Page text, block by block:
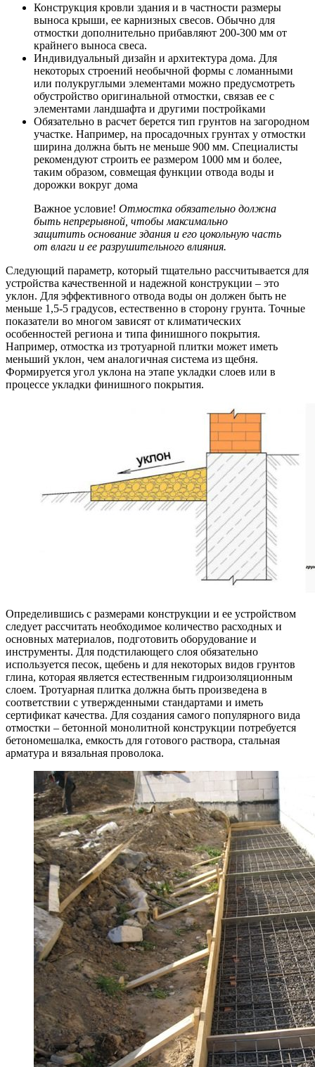
Конструкция кровли здания и в частности размеры
выноса крыши, ее карнизных свесов. Обычно для
отмостки дополнительно прибавляют 200-300 мм от
крайнего выноса свеса.
Индивидуальный дизайн и архитектура дома. Для
некоторых строений необычной формы с ломанными
или полукруглыми элементами можно предусмотреть
обустройство оригинальной отмостки, связав ее с
элементами ландшафта и другими постройками
Обязательно в расчет берется тип грунтов на загородном
участке. Например, на просадочных грунтах у отмостки
ширина должна быть не меньше 900 мм. Специалисты
рекомендуют строить ее размером 1000 мм и более,
таким образом, совмещая функции отвода воды и
дорожки вокруг дома
Важное условие! Отмостка обязательно должна
быть непрерывной, чтобы максимально
защитить основание здания и его цокольную часть
от влаги и ее разрушительного влияния.
Следующий параметр, который тщательно рассчитывается для
устройства качественной и надежной конструкции – это
уклон. Для эффективного отвода воды он должен быть не
меньше 1,5-5 градусов, естественно в сторону грунта. Точные
показатели во многом зависят от климатических
особенностей региона и типа финишного покрытия.
Например, отмостка из тротуарной плитки может иметь
меньший уклон, чем аналогичная система из щебня.
Формируется угол уклона на этапе укладки слоев или в
процессе укладки финишного покрытия.
Определившись с размерами конструкции и ее устройством
следует рассчитать необходимое количество расходных и
основных материалов, подготовить оборудование и
инструменты. Для подстилающего слоя обязательно
используется песок, щебень и для некоторых видов грунтов
глина, которая является естественным гидроизоляционным
слоем. Тротуарная плитка должна быть произведена в
соответствии с утвержденными стандартами и иметь
сертификат качества. Для создания самого популярного вида
отмостки – бетонной монолитной конструкции потребуется
бетономешалка, емкость для готового раствора, стальная
арматура и вязальная проволока.